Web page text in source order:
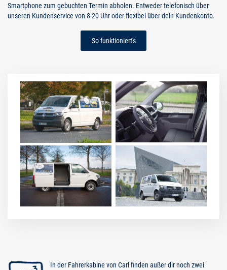
Smartphone zum gebuchten Termin abholen. Entweder telefonisch über
unseren Kundenservice von 8-20 Uhr oder flexibel über dein Kundenkonto.
So funktioniert's
In der Fahrerkabine von Carl finden außer dir noch zwei